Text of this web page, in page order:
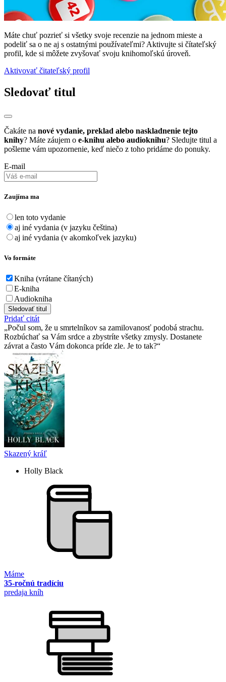
Máte chuť pozrieť si všetky svoje recenzie na jednom mieste a
podeliť sa o ne aj s ostatnými používateľmi? Aktivujte si čítateľský
profil, kde si môžete zvyšovať svoju knihomoľskú úroveň.
Aktivovať čitateľský profil
Sledovať titul
Čakáte na nové vydanie, preklad alebo naskladnenie tejto
knihy? Máte záujem o e-knihu alebo audioknihu? Sledujte titul a
pošleme vám upozornenie, keď niečo z toho pridáme do ponuky.
E-mail
Zaujíma ma
len toto vydanie
aj iné vydania (v jazyku čeština)
aj iné vydania (v akomkoľvek jazyku)
Vo formáte
Kniha (vrátane čítaných)
E-kniha
Audiokniha
Sledovať titul
Pridať citát
Počul som, že u smrtelní­kov sa zamilovanosť podobá strachu.
Rozbúchať sa Vám srdce a zbystrí­te všetky zmysly. Dostanete
závrat a často Vám dokonca prí­de zle. Je to tak?
Skazený kráľ
Holly Black
Máme
35-ročnú tradíciu
predaja kníh